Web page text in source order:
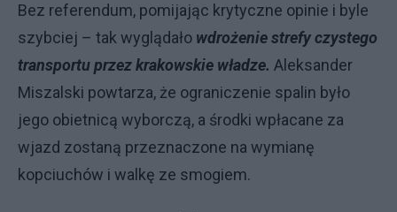
Bez referendum, pomijając krytyczne opinie i byle
szybciej – tak wyglądało wdrożenie strefy czystego
transportu przez krakowskie władze. Aleksander
Miszalski powtarza, że ograniczenie spalin było
jego obietnicą wyborczą, a środki wpłacane za
wjazd zostaną przeznaczone na wymianę
kopciuchów i walkę ze smogiem.